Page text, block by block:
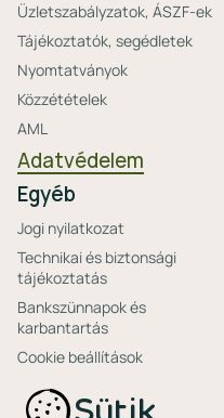
Üzletszabályzatok, ÁSZF-ek
Tájékoztatók, segédletek
Nyomtatványok
Közzétételek
AML
Adatvédelem
Egyéb
Jogi nyilatkozat
Technikai és biztonsági
tájékoztatás
Bankszünnapok és
karbantartás
Cookie beállítások
Ajánlataink non-
profitoknak